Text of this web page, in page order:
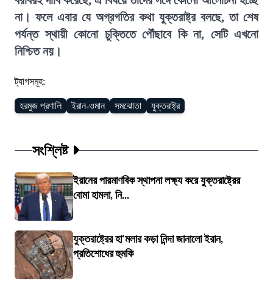
না। ফলে এবার যে অগ্রগতির কথা যুক্তরাষ্ট্র বলছে, তা শেষ
পর্যন্ত স্থায়ী কোনো চুক্তিতে পৌঁছাবে কি না, সেটি এখনো
নিশ্চিত নয়।
ট্যাগসমূহ:
হরমুজ প্রণালি ইরান-ওমান সমঝোতা যুক্তরাষ্ট্র
সংশ্লিষ্ট
ইরানের পারমাণবিক স্থাপনা লক্ষ্য করে যুক্তরাষ্ট্রের
বোমা হামলা, নি...
যুক্তরাষ্ট্রের হা'মলার কড়া নিন্দা জানালো ইরান,
প্রতিশোধের হুমকি